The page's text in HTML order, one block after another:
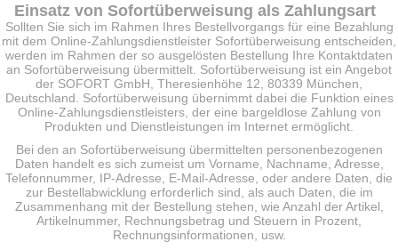
Einsatz von Sofortüberweisung als Zahlungsart
Sollten Sie sich im Rahmen Ihres Bestellvorgangs für eine Bezahlung
mit dem Online-Zahlungsdienstleister Sofortüberweisung entscheiden,
werden im Rahmen der so ausgelösten Bestellung Ihre Kontaktdaten
an Sofortüberweisung übermittelt. Sofortüberweisung ist ein Angebot
der SOFORT GmbH, Theresienhöhe 12, 80339 München,
Deutschland. Sofortüberweisung übernimmt dabei die Funktion eines
Online-Zahlungsdienstleisters, der eine bargeldlose Zahlung von
Produkten und Dienstleistungen im Internet ermöglicht.
Bei den an Sofortüberweisung übermittelten personenbezogenen
Daten handelt es sich zumeist um Vorname, Nachname, Adresse,
Telefonnummer, IP-Adresse, E-Mail-Adresse, oder andere Daten, die
zur Bestellabwicklung erforderlich sind, als auch Daten, die im
Zusammenhang mit der Bestellung stehen, wie Anzahl der Artikel,
Artikelnummer, Rechnungsbetrag und Steuern in Prozent,
Rechnungsinformationen, usw.